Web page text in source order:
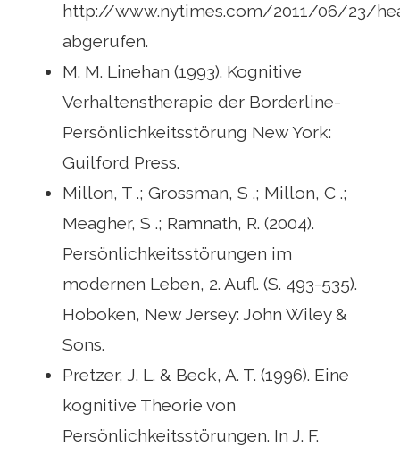
http://www.nytimes.com/2011/06/23/
abgerufen.
M. M. Linehan (1993). Kognitive
Verhaltenstherapie der Borderline-
Persönlichkeitsstörung New York:
Guilford Press.
Millon, T .; Grossman, S .; Millon, C .;
Meagher, S .; Ramnath, R. (2004).
Persönlichkeitsstörungen im
modernen Leben, 2. Aufl. (S. 493-535).
Hoboken, New Jersey: John Wiley &
Sons.
Pretzer, J. L. & Beck, A. T. (1996). Eine
kognitive Theorie von
Persönlichkeitsstörungen. In J. F.